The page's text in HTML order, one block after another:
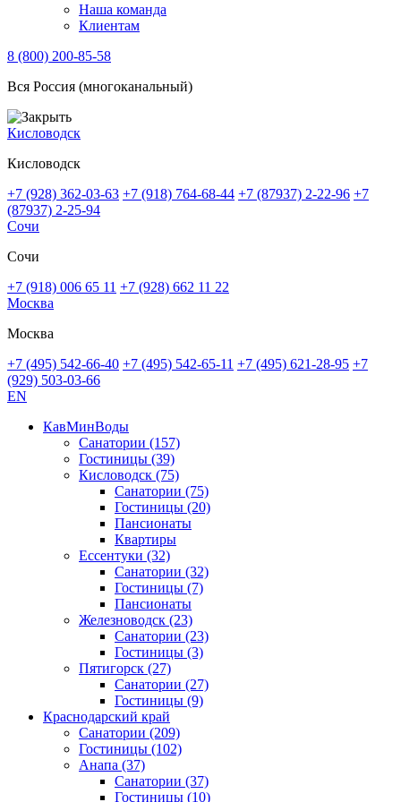
Наша команда
Клиентам
8 (800) 200-85-58
Вся Россия (многоканальный)
Кисловодск
Кисловодск
+7 (928) 362-03-63 +7 (918) 764-68-44 +7 (87937) 2-22-96 +7
(87937) 2-25-94
Сочи
Сочи
+7 (918) 006 65 11 +7 (928) 662 11 22
Москва
Москва
+7 (495) 542-66-40 +7 (495) 542-65-11 +7 (495) 621-28-95 +7
(929) 503-03-66
EN
КавМинВоды
Санатории (157)
Гостиницы (39)
Кисловодск (75)
Санатории (75)
Гостиницы (20)
Пансионаты
Квартиры
Ессентуки (32)
Санатории (32)
Гостиницы (7)
Пансионаты
Железноводск (23)
Санатории (23)
Гостиницы (3)
Пятигорск (27)
Санатории (27)
Гостиницы (9)
Краснодарский край
Санатории (209)
Гостиницы (102)
Анапа (37)
Санатории (37)
Гостиницы (10)